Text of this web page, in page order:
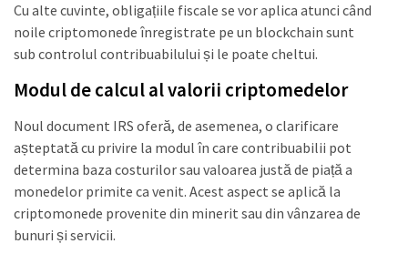
Cu alte cuvinte, obligațiile fiscale se vor aplica atunci când
noile criptomonede înregistrate pe un blockchain sunt
sub controlul contribuabilului și le poate cheltui.
Modul de calcul al valorii criptomedelor
Noul document IRS oferă, de asemenea, o clarificare
așteptată cu privire la modul în care contribuabilii pot
determina baza costurilor sau valoarea justă de piață a
monedelor primite ca venit. Acest aspect se aplică la
criptomonede provenite din minerit sau din vânzarea de
bunuri și servicii.